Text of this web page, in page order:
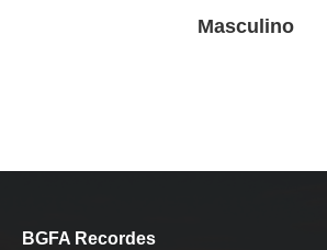
Masculino
BGFA Recordes